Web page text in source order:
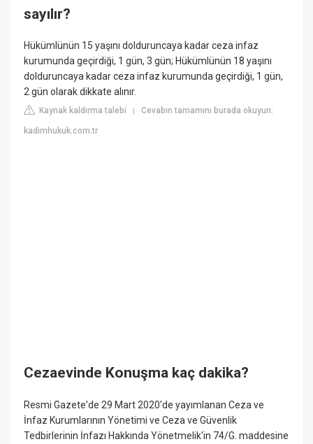
sayılır?
Hükümlünün 15 yaşını dolduruncaya kadar ceza infaz
kurumunda geçirdiği, 1 gün, 3 gün; Hükümlünün 18 yaşını
dolduruncaya kadar ceza infaz kurumunda geçirdiği, 1 gün,
2 gün olarak dikkate alınır.
Kaynak kaldırma talebi |Cevabın tamamını burada okuyun:
kadimhukuk.com.tr
Cezaevinde Konuşma kaç dakika?
Resmi Gazete'de 29 Mart 2020'de yayımlanan Ceza ve
İnfaz Kurumlarının Yönetimi ve Ceza ve Güvenlik
Tedbirlerinin İnfazı Hakkında Yönetmelik'in 74/G. maddesine